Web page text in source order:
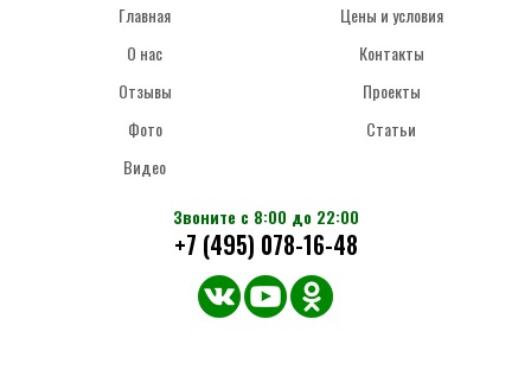
Главная
О нас
Отзывы
Фото
Видео
Цены и условия
Контакты
Проекты
Статьи
Звоните с 8:00 до 22:00
+7 (495) 078-16-48